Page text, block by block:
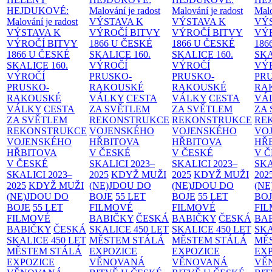
HEJDUKOVÉ:
Malování je radost
VÝSTAVA K
VÝROČÍ BITVY
1866 U ČESKÉ
SKALICE 160.
VÝROČÍ
PRUSKO-
RAKOUSKÉ
VÁLKY CESTA
ZA SVĚTLEM
REKONSTRUKCE
VOJENSKÉHO
HŘBITOVA
V ČESKÉ
SKALICI 2023–
2025 KDYŽ MUŽI
(NE)JDOU DO
BOJE 55 LET
FILMOVÉ
BABIČKY ČESKÁ
SKALICE 450 LET
MĚSTEM STÁLÁ
EXPOZICE
Malování je radost
VÝSTAVA K
VÝROČÍ BITVY
1866 U ČESKÉ
SKALICE 160.
VÝROČÍ
PRUSKO-
RAKOUSKÉ
VÁLKY CESTA
ZA SVĚTLEM
REKONSTRUKCE
VOJENSKÉHO
HŘBITOVA
V ČESKÉ
SKALICI 2023–
2025 KDYŽ MUŽI
(NE)JDOU DO
BOJE 55 LET
FILMOVÉ
BABIČKY ČESKÁ
SKALICE 450 LET
MĚSTEM STÁLÁ
EXPOZICE
VĚNOVANÁ
Malování je radost
VÝSTAVA K
VÝROČÍ BITVY
1866 U ČESKÉ
SKALICE 160.
VÝROČÍ
PRUSKO-
RAKOUSKÉ
VÁLKY CESTA
ZA SVĚTLEM
REKONSTRUKCE
VOJENSKÉHO
HŘBITOVA
V ČESKÉ
SKALICI 2023–
2025 KDYŽ MUŽI
(NE)JDOU DO
BOJE 55 LET
FILMOVÉ
BABIČKY ČESKÁ
SKALICE 450 LET
MĚSTEM STÁLÁ
EXPOZICE
VĚNOVANÁ
ZA
V